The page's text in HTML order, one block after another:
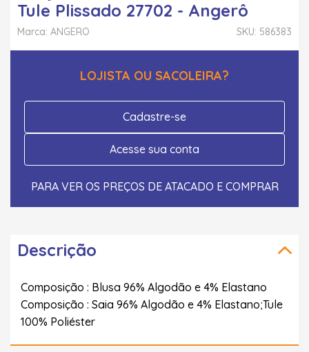
Tule Plissado 27702 - Angerô
SKU: 586383
Marca: ANGERO
LOJISTA OU SACOLEIRA?
Cadastre-se
Acesse sua conta
PARA VER OS PREÇOS DE ATACADO E COMPRAR
Descrição
Composição : Blusa 96% Algodão e 4% Elastano
Composição : Saia 96% Algodão e 4% Elastano;Tule
100% Poliéster